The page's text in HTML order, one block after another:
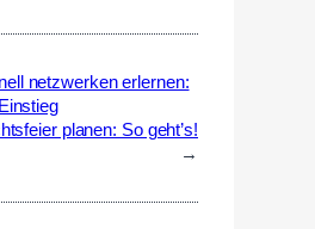
netzwerken erlernen:
planen: So geht’s!
→